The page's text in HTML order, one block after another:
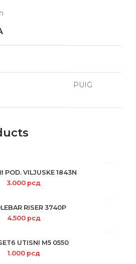
PUIG
POD. VILJUSKE 1843N
3.000 рсд
RISER 3740P
4.500 рсд
UTISNI M5 0550
1.000 рсд